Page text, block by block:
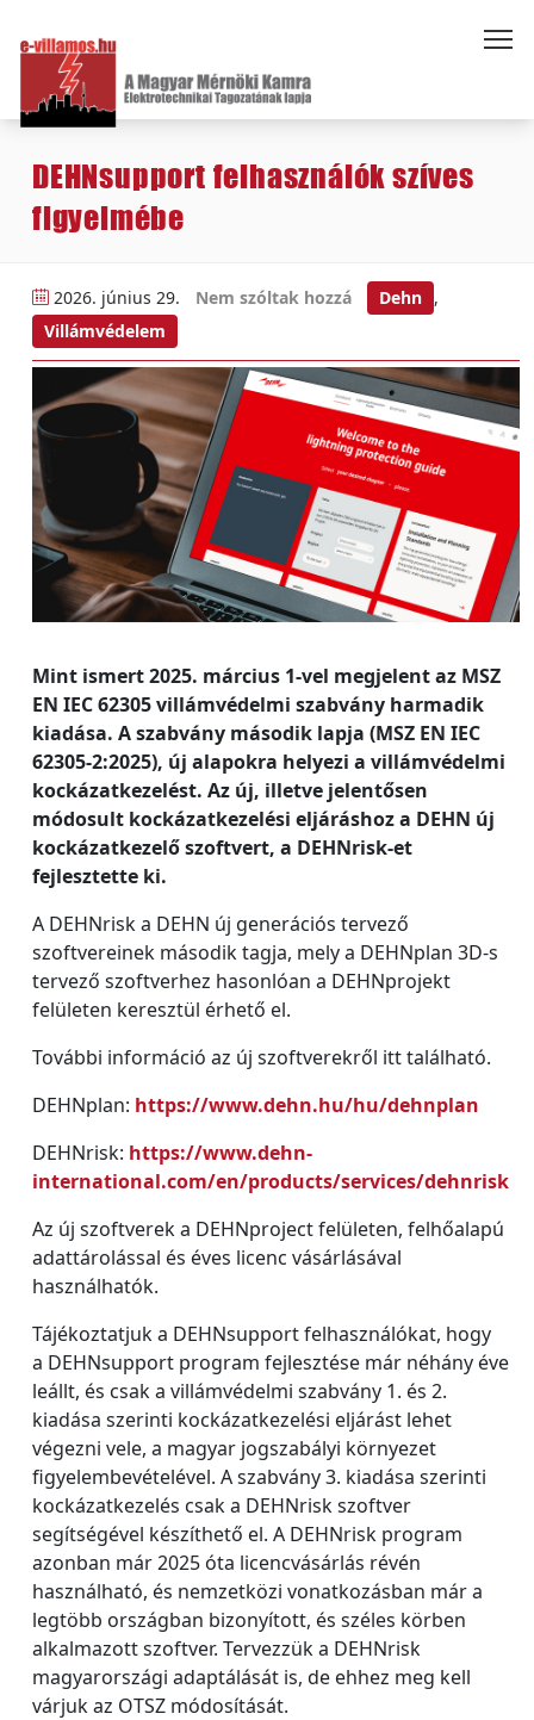
DEHNsupport felhasználók szíves
figyelmébe
2026. június 29. Nem szóltak hozzá Dehn ,
Villámvédelem
Mint ismert 2025. március 1-vel megjelent az MSZ
EN IEC 62305 villámvédelmi szabvány harmadik
kiadása. A szabvány második lapja (MSZ EN IEC
62305-2:2025), új alapokra helyezi a villámvédelmi
kockázatkezelést. Az új, illetve jelentősen
módosult kockázatkezelési eljáráshoz a DEHN új
kockázatkezelő szoftvert, a DEHNrisk-et
fejlesztette ki.
A DEHNrisk a DEHN új generációs tervező
szoftvereinek második tagja, mely a DEHNplan 3D-s
tervező szoftverhez hasonlóan a DEHNprojekt
felületen keresztül érhető el.
További információ az új szoftverekről itt található.
DEHNplan: https://www.dehn.hu/hu/dehnplan
DEHNrisk: https://www.dehn-
international.com/en/products/services/dehnrisk
Az új szoftverek a DEHNproject felületen, felhőalapú
adattárolással és éves licenc vásárlásával
használhatók.
Tájékoztatjuk a DEHNsupport felhasználókat, hogy
a DEHNsupport program fejlesztése már néhány éve
leállt, és csak a villámvédelmi szabvány 1. és 2.
kiadása szerinti kockázatkezelési eljárást lehet
végezni vele, a magyar jogszabályi környezet
figyelembevételével. A szabvány 3. kiadása szerinti
kockázatkezelés csak a DEHNrisk szoftver
segítségével készíthető el. A DEHNrisk program
azonban már 2025 óta licencvásárlás révén
használható, és nemzetközi vonatkozásban már a
legtöbb országban bizonyított, és széles körben
alkalmazott szoftver. Tervezzük a DEHNrisk
magyarországi adaptálását is, de ehhez meg kell
várjuk az OTSZ módosítását.